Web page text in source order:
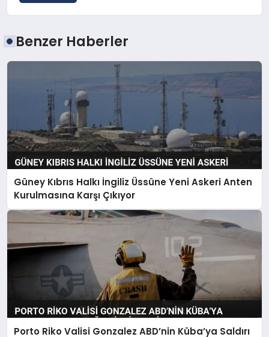
Benzer Haberler
Güney Kıbrıs Halkı İngiliz Üssüne Yeni Askeri Anten
Kurulmasına Karşı Çıkıyor
Porto Riko Valisi Gonzalez ABD’nin Küba’ya Saldırı